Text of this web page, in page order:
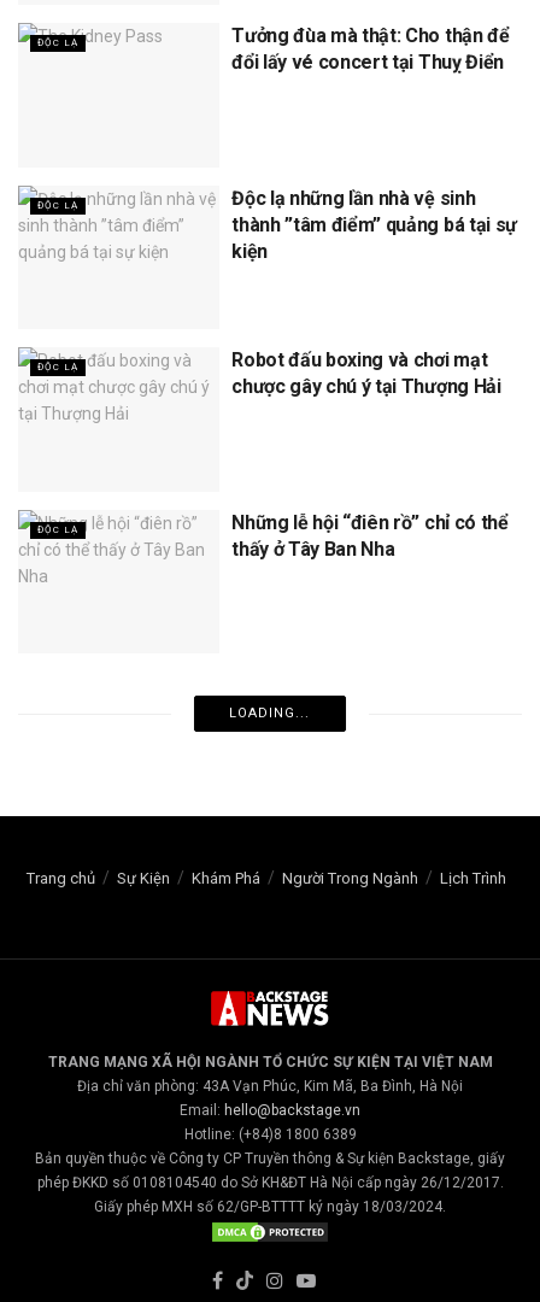
ĐỘC LẠ
Tưởng đùa mà thật: Cho thận để
đổi lấy vé concert tại Thuỵ Điển
ĐỘC LẠ
Độc lạ những lần nhà vệ sinh
thành ”tâm điểm” quảng bá tại sự
kiện
ĐỘC LẠ
Robot đấu boxing và chơi mạt
chược gây chú ý tại Thượng Hải
ĐỘC LẠ
Những lễ hội “điên rồ” chỉ có thể
thấy ở Tây Ban Nha
LOADING...
Trang chủ Sự Kiện Khám Phá Người Trong Ngành Lịch Trình
TRANG MẠNG XÃ HỘI NGÀNH TỔ CHỨC SỰ KIỆN TẠI VIỆT NAM
Địa chỉ văn phòng: 43A Vạn Phúc, Kim Mã, Ba Đình, Hà Nội
Email: hello@backstage.vn
Hotline: (+84)8 1800 6389
Bản quyền thuộc về Công ty CP Truyền thông & Sự kiện Backstage, giấy
phép ĐKKD số 0108104540 do Sở KH&ĐT Hà Nội cấp ngày 26/12/2017.
Giấy phép MXH số 62/GP-BTTTT ký ngày 18/03/2024.